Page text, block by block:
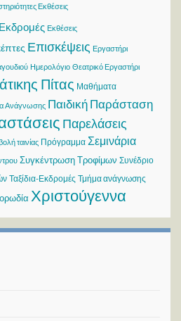
Εκθέσεις
Εκδρομές Εκθέσεις
Επισκέψεις Εργαστήρι
Ημερολόγιο Θεατρικό Εργαστήρι
Πίτας Μαθήματα
Ανάγνωσης Παιδική Παράσταση
Παρελάσεις
ταινίας Πρόγραμμα Σεμινάρια
Συγκέντρωση Τροφίμων Συνέδριο
Ταξίδια-Εκδρομές Τμήμα ανάγνωσης
Χριστούγεννα